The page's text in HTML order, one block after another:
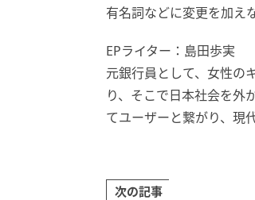
有名詞などに変更を加え
EPライター：島田歩実
元銀行員として、女性の
り、そこで日本社会を外
てユーザーと繋がり、現
次の記事